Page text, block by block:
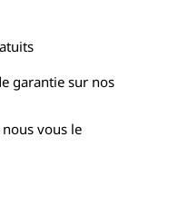
garantie sur nos
vous le